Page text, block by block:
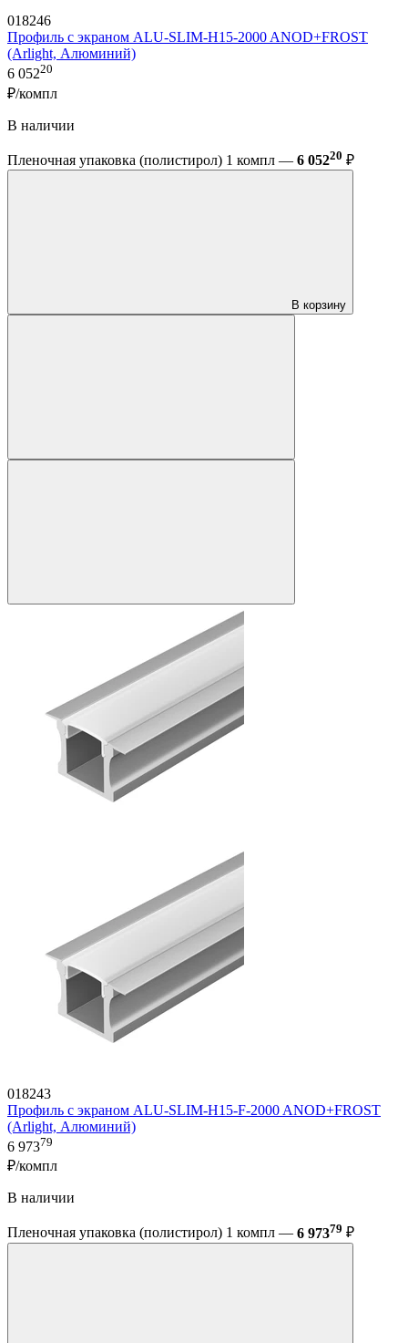
018246
Профиль с экраном ALU-SLIM-H15-2000 ANOD+FROST
(Arlight, Алюминий)
6 05220
₽/компл
В наличии
Пленочная упаковка (полистирол) 1 компл — 6 05220 ₽
В корзину
018243
Профиль с экраном ALU-SLIM-H15-F-2000 ANOD+FROST
(Arlight, Алюминий)
6 97379
₽/компл
В наличии
Пленочная упаковка (полистирол) 1 компл — 6 97379 ₽